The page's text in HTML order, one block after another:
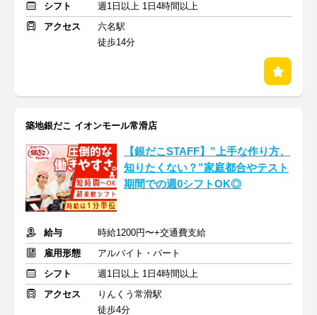
シフト
週1日以上 1日4時間以上
アクセス
六名駅
徒歩14分
築地銀だこ イオンモール常滑店
【銀だこSTAFF】”上手な作り方、
知りたくない？”家庭都合やテスト
期間での週0シフトOK◎
給与
時給1200円〜+交通費支給
雇用形態
アルバイト・パート
シフト
週1日以上 1日4時間以上
アクセス
りんくう常滑駅
徒歩4分